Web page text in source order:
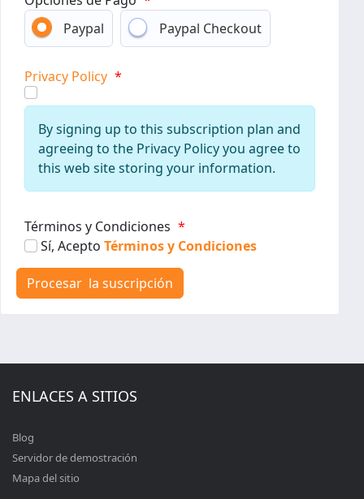
Paypal
Paypal Checkout
Privacy Policy *
By signing up to this subscription plan and
agreeing to the Privacy Policy you agree to
this web site storing your information.
Términos y Condiciones *
Sí, Acepto Términos y Condiciones
ENLACES A SITIOS
Blog
Servidor de demostración
Mapa del sitio